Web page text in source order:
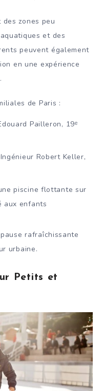
zones peu
et des
peuvent également
en une expérience
de Paris :
Pailleron, 19ᵉ
Robert Keller,
piscine flottante sur
aux enfants
rafraîchissante
urbaine.
Petits et